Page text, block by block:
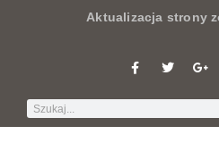
Aktualizacja strony